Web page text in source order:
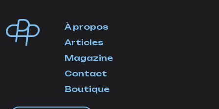
À propos
Articles
Magazine
Contact
Boutique